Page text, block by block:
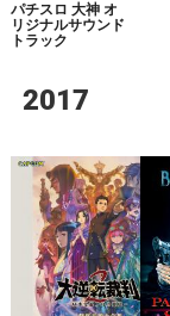
パチスロ 大神 オ
リジナルサウンド
トラック
2017